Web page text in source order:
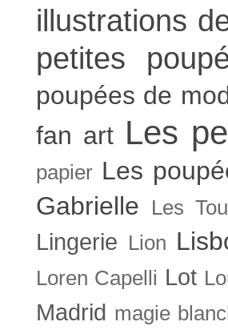
illustrations
petites
poupées de
fan art Les
papier Les
Gabrielle
Les
Lingerie Lion
Loren Capelli Lot
Madrid magie